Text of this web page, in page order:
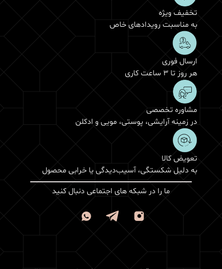
تخفیف ویژه
به مناسبت رویدادهای خاص
ارسال فوری
هر روز تا 3 ساعت کاری
مشاوره تخصصی
در زمینه آرایشی، پوستی، مویی و ادکلن
تعویض کالا
به دلیل شکستگی، آسیب‌دیدگی یا خرابی محصول
ما را در شبکه های اجتماعی دنبال کنید